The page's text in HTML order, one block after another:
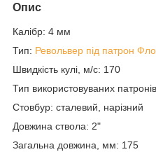
Опис
Калібр: 4 мм
Тип: Револьвер під патрон
Швидкість кулі, м/с: 170
Тип використовуваних
Стовбур: сталевий, нарізний
Довжина ствола: 2"
Загальна довжина, мм: 175